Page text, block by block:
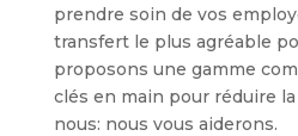
prendre soin de vos
transfert le plus agréable
proposons une gamme
clés en main pour réduire
nous: nous vous aiderons.